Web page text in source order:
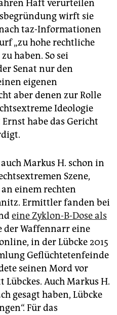
Haft verurteilen
wirft sie
taz-Informationen
„zu hohe rechtliche
haben. So sei
Senat nur den
eigenen
aber denen zur Rolle
Ideologie
habe das Gericht
Markus H. schon in
Szene,
einem rechten
Ermittler fanden bei
eine Zyklon-B-Dose als
der Waffennarr eine
in der Lübcke 2015
Geflüchtetenfeinde
seinen Mord vor
Auch Markus H.
gesagt haben, Lübcke
Für das